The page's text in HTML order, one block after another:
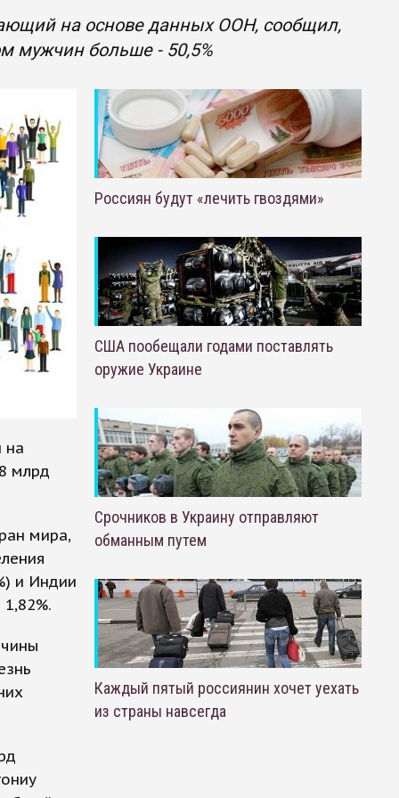
на основе данных ООН, сообщил,
мужчин больше - 50,5%
на
млрд
мира,
и Индии
Россиян будут «лечить гвоздями»
США пообещали годами поставлять
оружие Украине
Срочников в Украину отправляют
обманным путем
Каждый пятый россиянин хочет уехать
из страны навсегда